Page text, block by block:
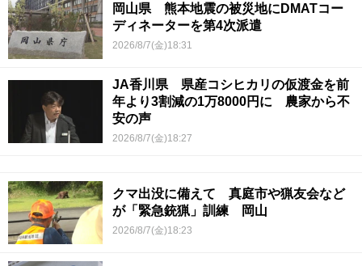
岡山県 熊本地震の被災地にDMATコー
ディネーターを第4次派遣
2026/8/7(金)18:31
JA香川県 県産コシヒカリの仮渡金を前
年より3割減の1万8000円に 農家から不
安の声
2026/8/7(金)18:27
クマ出没に備えて 真庭市や猟友会など
が「緊急銃猟」訓練 岡山
2026/8/7(金)18:23